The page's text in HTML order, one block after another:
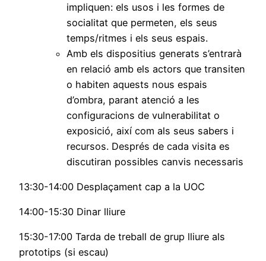
impliquen: els usos i les formes de
socialitat que permeten, els seus
temps/ritmes i els seus espais.
Amb els dispositius generats s’entrarà
en relació amb els actors que transiten
o habiten aquests nous espais
d’ombra, parant atenció a les
configuracions de vulnerabilitat o
exposició, així com als seus sabers i
recursos. Després de cada visita es
discutiran possibles canvis necessaris
13:30-14:00 Desplaçament cap a la UOC
14:00-15:30 Dinar lliure
15:30-17:00 Tarda de treball de grup lliure als
prototips (si escau)